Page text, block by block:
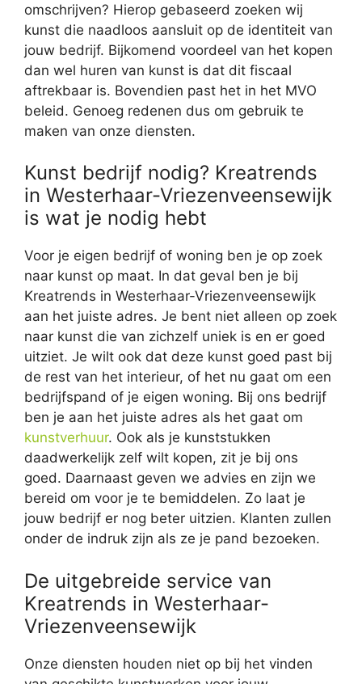
omschrijven? Hierop gebaseerd zoeken wij
kunst die naadloos aansluit op de identiteit van
jouw bedrijf. Bijkomend voordeel van het kopen
dan wel huren van kunst is dat dit fiscaal
aftrekbaar is. Bovendien past het in het MVO
beleid. Genoeg redenen dus om gebruik te
maken van onze diensten.
Kunst bedrijf nodig? Kreatrends
in Westerhaar-Vriezenveensewijk
is wat je nodig hebt
Voor je eigen bedrijf of woning ben je op zoek
naar kunst op maat. In dat geval ben je bij
Kreatrends in Westerhaar-Vriezenveensewijk
aan het juiste adres. Je bent niet alleen op zoek
naar kunst die van zichzelf uniek is en er goed
uitziet. Je wilt ook dat deze kunst goed past bij
de rest van het interieur, of het nu gaat om een
bedrijfspand of je eigen woning. Bij ons bedrijf
ben je aan het juiste adres als het gaat om
kunstverhuur. Ook als je kunststukken
daadwerkelijk zelf wilt kopen, zit je bij ons
goed. Daarnaast geven we advies en zijn we
bereid om voor je te bemiddelen. Zo laat je
jouw bedrijf er nog beter uitzien. Klanten zullen
onder de indruk zijn als ze je pand bezoeken.
De uitgebreide service van
Kreatrends in Westerhaar-
Vriezenveensewijk
Onze diensten houden niet op bij het vinden